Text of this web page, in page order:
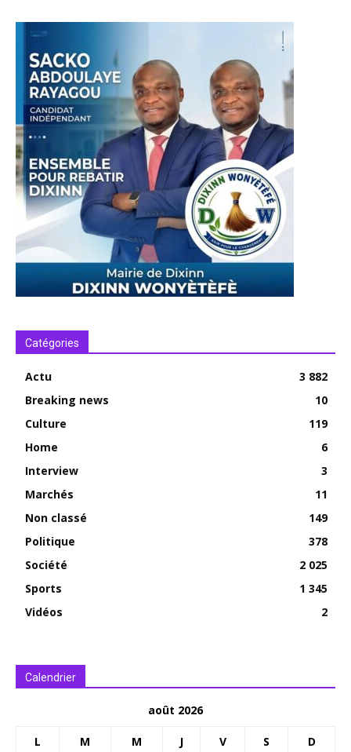
Catégories
Actu
3 882
Breaking news
10
Culture
119
Home
6
Interview
3
Marchés
11
Non classé
149
Politique
378
Société
2 025
Sports
1 345
Vidéos
2
Calendrier
août 2026
L M M J V S D